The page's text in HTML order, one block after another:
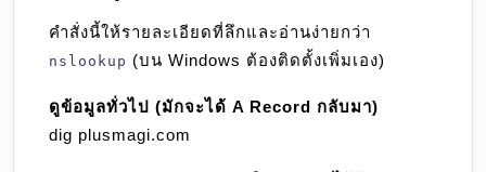
คำสั่งนี้ให้รายละเอียดที่ลึกและอ่านง่ายกว่า
nslookup (บน Windows ต้องติดตั้งเพิ่มเอง)
ดูข้อมูลทั่วไป (มักจะได้ A Record กลับมา)
dig plusmagi.com